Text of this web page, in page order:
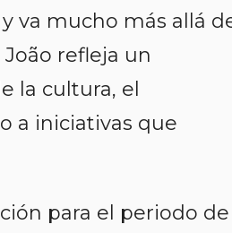
va mucho más allá
refleja un
la cultura, el
a iniciativas que
para el periodo de